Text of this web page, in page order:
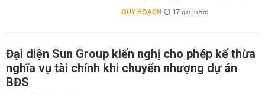
QUY HOẠCH 17 giờ trước
Đại diện Sun Group kiến nghị cho phép kế thừa
nghĩa vụ tài chính khi chuyển nhượng dự án
BĐS